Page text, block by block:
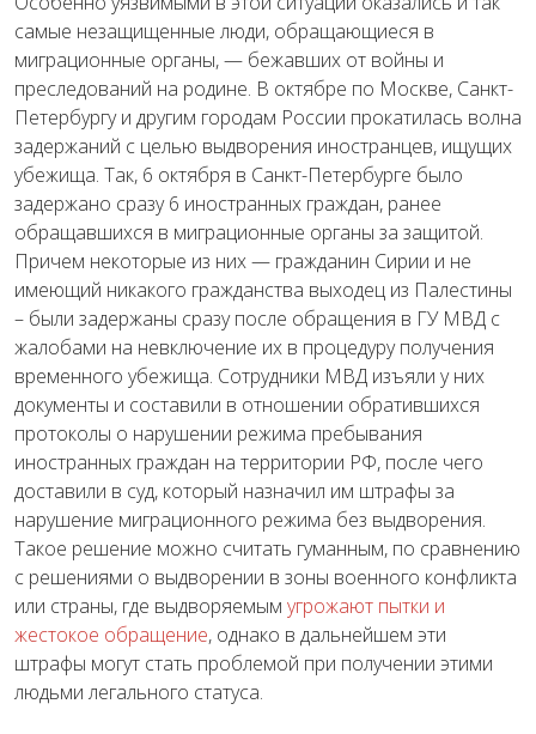
самые незащищенные люди, обращающиеся в
миграционные органы, — бежавших от войны и
преследований на родине. В октябре по Москве, Санкт-
Петербургу и другим городам России прокатилась волна
задержаний с целью выдворения иностранцев, ищущих
убежища. Так, 6 октября в Санкт-Петербурге было
задержано сразу 6 иностранных граждан, ранее
обращавшихся в миграционные органы за защитой.
Причем некоторые из них — гражданин Сирии и не
имеющий никакого гражданства выходец из Палестины
– были задержаны сразу после обращения в ГУ МВД с
жалобами на невключение их в процедуру получения
временного убежища. Сотрудники МВД изъяли у них
документы и составили в отношении обратившихся
протоколы о нарушении режима пребывания
иностранных граждан на территории РФ, после чего
доставили в суд, который назначил им штрафы за
нарушение миграционного режима без выдворения.
Такое решение можно считать гуманным, по сравнению
с решениями о выдворении в зоны военного конфликта
или страны, где выдворяемым угрожают пытки и
жестокое обращение, однако в дальнейшем эти
штрафы могут стать проблемой при получении этими
людьми легального статуса.